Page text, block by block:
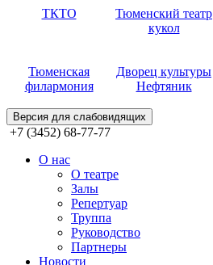
ТКТО
Тюменский театр
кукол
Тюменская
филармония
Дворец культуры
Нефтяник
Версия для слабовидящих
+7 (3452) 68-77-77
О нас
О театре
Залы
Репертуар
Труппа
Руководство
Партнеры
Новости